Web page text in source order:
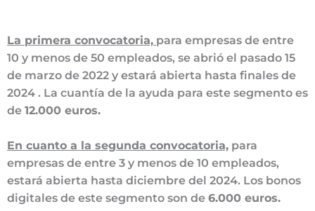
La primera convocatoria, para empresas de entre
10 y menos de 50 empleados, se abrió el pasado 15
de marzo de 2022 y estará abierta hasta finales de
2024 . La cuantía de la ayuda para este segmento es
de 12.000 euros.
En cuanto a la segunda convocatoria, para
empresas de entre 3 y menos de 10 empleados,
estará abierta hasta diciembre del 2024. Los bonos
digitales de este segmento son de 6.000 euros.